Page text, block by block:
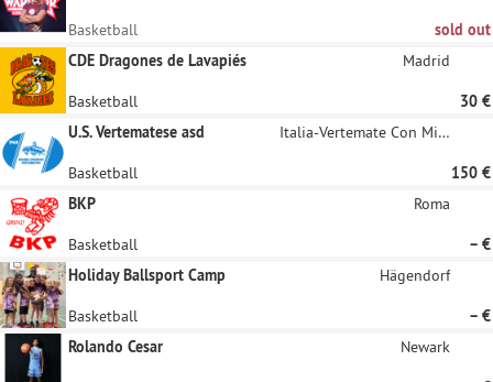
Basketball
sold out
CDE Dragones de Lavapiés
Madrid
Basketball
30 €
U.S. Vertematese asd
Italia-Vertemate Con Minoprio
Basketball
150 €
BKP
Roma
Basketball
– €
Holiday Ballsport Camp
Hägendorf
Basketball
– €
Rolando Cesar
Newark